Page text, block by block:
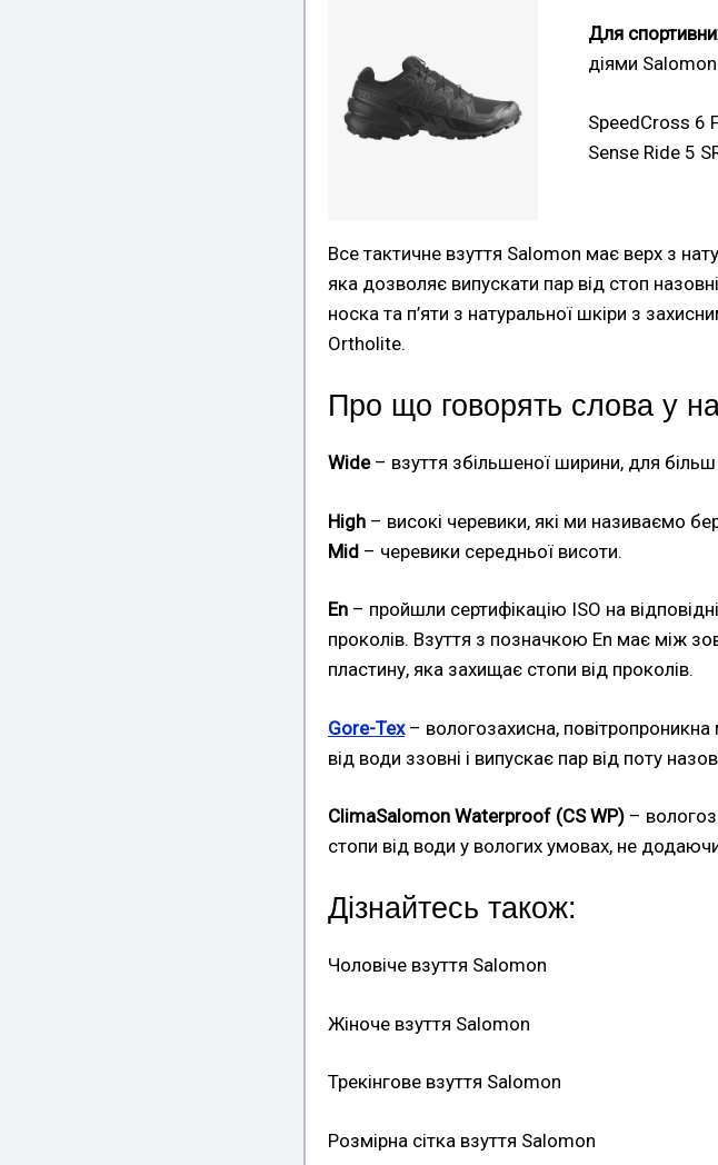
Для
діями
SpeedCross 6
Sense Ride 5
Все тактичне взуття Salomon має верх з
яка дозволяє випускати пар від стоп
носка та п’яти з натуральної шкіри з
Ortholite.
Про що говорять слова у
Wide– взуття збільшеної ширини, для
High – високі черевики, які ми називаємо
Mid – черевики середньої висоти.
En – пройшли сертифікацію ISO на
проколів. Взуття з позначкою En має між
пластину, яка захищає стопи від проколів.
Gore-Tex– вологозахисна,
від води ззовні і випускає пар від поту
ClimaSalomon Waterproof (CS WP) –
стопи від води у вологих умовах, не
Дізнайтесь також:
Чоловіче взуття Salomon
Жіноче взуття Salomon
Трекінгове взуття Salomon
Розмірна сітка взуття Salomon